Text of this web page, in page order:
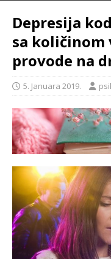
Depresija
sa količinom
provode na
5. Januara 2019.